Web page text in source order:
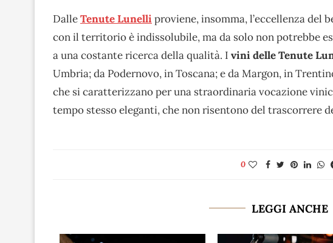
DalleTenute Lunelliproviene, insomma, l’eccellenza del
con il territorio è indissolubile, ma da solo non potrebbe
a una costante ricerca della qualità. I vini delle Tenute
Umbria; da Podernovo, in Toscana; e da Margon, in
che si caratterizzano per una straordinaria vocazione
tempo stesso eleganti, che non risentono del trascorrere
0
LEGGI ANCHE